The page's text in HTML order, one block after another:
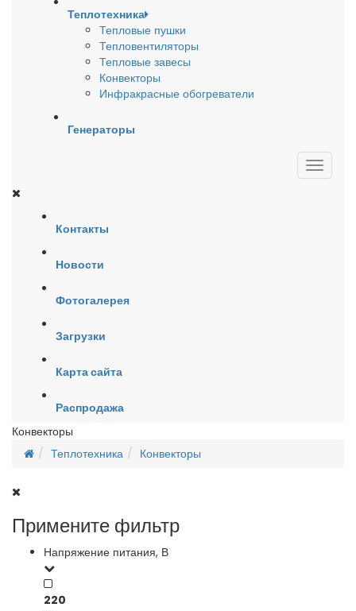
Теплотехника
Тепловые пушки
Тепловентиляторы
Тепловые завесы
Конвекторы
Инфракрасные обогреватели
Генераторы
Контакты
Новости
Фотогалерея
Загрузки
Карта сайта
Распродажа
Конвекторы
Теплотехника
Конвекторы
Примените фильтр
Напряжение питания, В
220